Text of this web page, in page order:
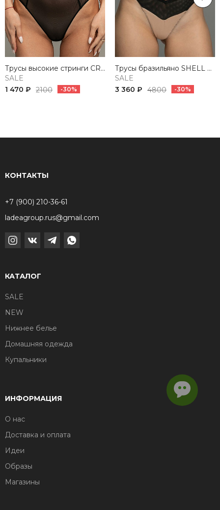
Трусы высокие стринги CRYSTAL BLACK
SALE
1 470 ₽
2100 -30%
Трусы бразильяно SHELL BLACK&CREAM
SALE
3 360 ₽
4800 -30%
КОНТАКТЫ
+7 (900) 210-36-61
ladeagroup.rus@gmail.com
КАТАЛОГ
SALE
NEW
Нижнее белье
Домашняя одежда
Купальники
ИНФОРМАЦИЯ
О нас
Доставка и оплата
Идеи
Образы
Магазины